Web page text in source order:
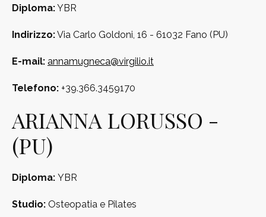
Diploma:YBR
Indirizzo:Via Carlo Goldoni, 16 - 61032 Fano (PU)
E-mail: annamugneca@virgilio.it
Telefono: +39.366.3459170
ARIANNA LORUSSO -
(PU)
Diploma: YBR
Studio: Osteopatia e Pilates